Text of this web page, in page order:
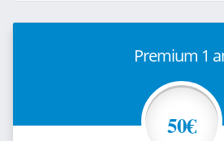
Premium 1
50€